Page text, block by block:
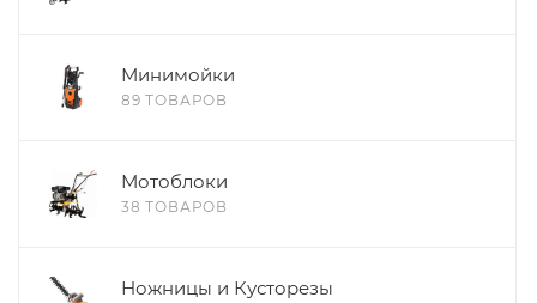
Минимойки
89 ТОВАРОВ
Мотоблоки
38 ТОВАРОВ
Ножницы и Кусторезы